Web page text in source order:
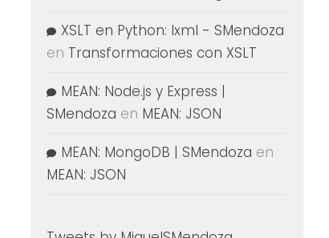
XSLT en Python: lxml - SMendoza
en Transformaciones con XSLT
MEAN: Node.js y Express |
SMendoza en MEAN: JSON
MEAN: MongoDB | SMendoza en
MEAN: JSON